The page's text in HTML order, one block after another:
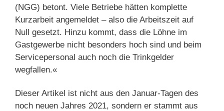
(NGG) betont. Viele Betriebe hätten komplette
Kurzarbeit angemeldet – also die Arbeitszeit auf
Null gesetzt. Hinzu kommt, dass die Löhne im
Gastgewerbe nicht besonders hoch sind und beim
Servicepersonal auch noch die Trinkgelder
wegfallen.«
Dieser Artikel ist nicht aus den Januar-Tagen des
noch neuen Jahres 2021, sondern er stammt aus